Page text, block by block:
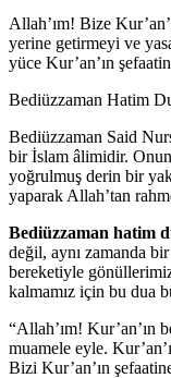
Allah’ım! Bize
yerine getirmeyi ve
yüce Kur’an’ın
Bediüzzaman Hatim
Bediüzzaman Said
bir İslam âlimidir.
yoğrulmuş derin bir
yaparak Allah’tan
Bediüzzaman hatim
değil, aynı zamanda
bereketiyle
kalmamız için bu dua
“Allah’ım! Kur’an’ın
muamele eyle.
Bizi Kur’an’ın